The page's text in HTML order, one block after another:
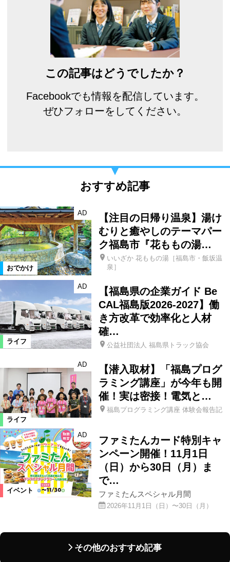
この記事はどうでしたか？
Facebookでも情報を配信しています。
ぜひフォローをしてください。
おすすめ記事
おでかけ
AD
【注目の日帰り温泉】湯け
むりと癒やしのテーマパー
ク福島市『花ももの湯…
いいざか 花ももの湯［福島市・飯坂温
泉］
ライフ
AD
【福島県の企業ガイド Be
CAL福島版2026-2027】働
き方改革で効率化と人材
確…
公益社団法人 福島県トラック協会
ライフ
AD
【潜入取材】「福島プログ
ラミング講座」が今年も開
催！実は密接！電気と…
福島プログラミング講座 体験会報告記
イベント
AD
ファミたんカード特別キャ
ンペーン開催！11月1日
（日）から30日（月）ま
で…
ファミたんスペシャル月間
2026年11月1日（日）〜30日（月）
その他のおすすめ記事